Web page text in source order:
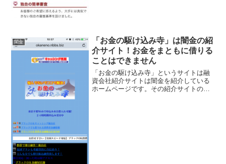
闇金
「お金の駆け込み寺」は闇金の紹
介サイト！お金をまともに借りる
ことはできません
「お金の駆け込み寺」というサイトは融
資会社紹介サイトは闇金を紹介している
ホームページです。その紹介サイトの内